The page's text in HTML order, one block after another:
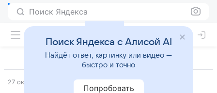
Поиск Яндекса
27 октября 2019
Поиск Яндекса с Алисой AI
Найдёт ответ, картинку или видео —
быстро и точно
Попробовать